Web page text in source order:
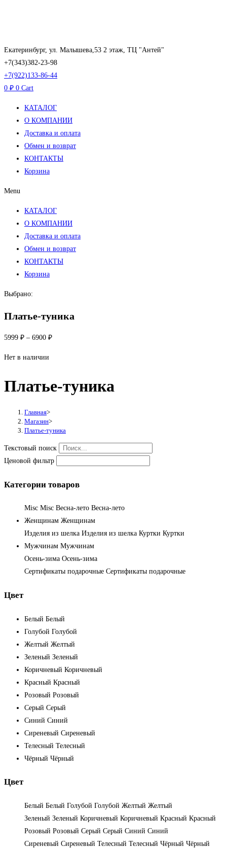
Екатеринбург, ул. Малышева,53 2 этаж, ТЦ "Антей"
+7(343)382-23-98
+7(922)133-86-44
0 ₽ 0 Cart
КАТАЛОГ
О КОМПАНИИ
Доставка и оплата
Обмен и возврат
КОНТАКТЫ
Корзина
Menu
КАТАЛОГ
О КОМПАНИИ
Доставка и оплата
Обмен и возврат
КОНТАКТЫ
Корзина
Выбрано:
Платье-туника
5999 ₽ – 6900 ₽
Нет в наличии
Платье-туника
Главная>
Магазин>
Платье-туника
Текстовый поиск
Ценовой фильтр
Категории товаров
Misc Misc Весна-лето Весна-лето
Женщинам Женщинам
Изделия из шелка Изделия из шелка Куртки Куртки
Мужчинам Мужчинам
Осень-зима Осень-зима
Сертификаты подарочные Сертификаты подарочные
Цвет
Белый Белый
Голубой Голубой
Желтый Желтый
Зеленый Зеленый
Коричневый Коричневый
Красный Красный
Розовый Розовый
Серый Серый
Синий Синий
Сиреневый Сиреневый
Телесный Телесный
Чёрный Чёрный
Цвет
Белый Белый Голубой Голубой Желтый Желтый
Зеленый Зеленый Коричневый Коричневый Красный Красный
Розовый Розовый Серый Серый Синий Синий
Сиреневый Сиреневый Телесный Телесный Чёрный Чёрный